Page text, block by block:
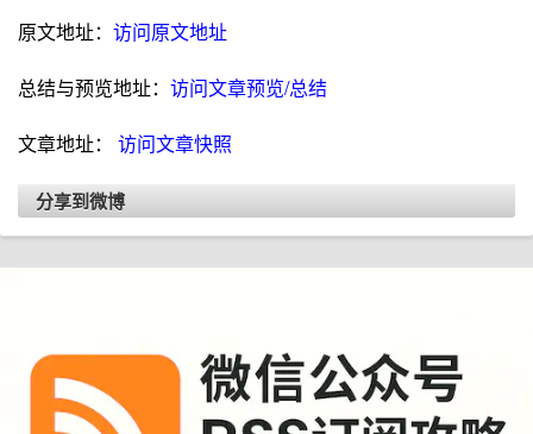
原文地址： 访问原文地址
总结与预览地址： 访问文章预览/总结
文章地址： 访问文章快照
分享到微博